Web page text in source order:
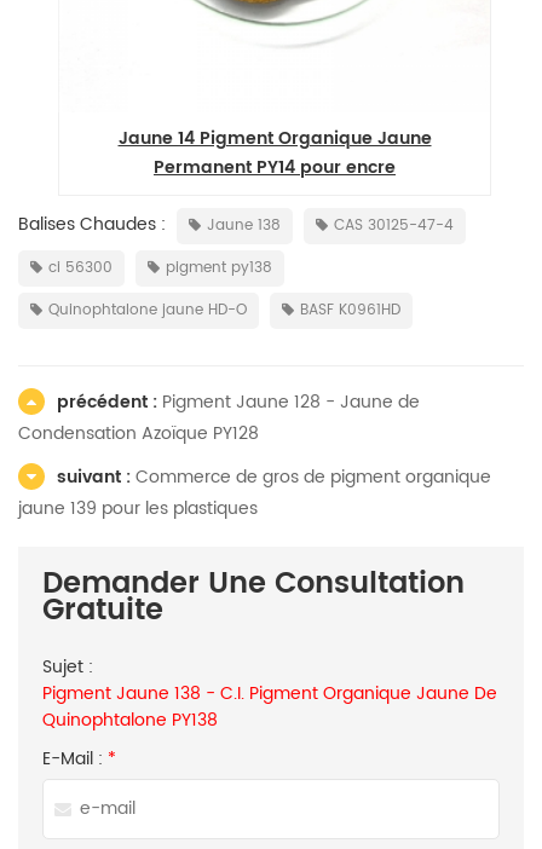
Jaune 14 Pigment Organique Jaune
Permanent PY14 pour encre
Balises Chaudes : Jaune 138
CAS 30125-47-4
ci 56300
pigment py138
Quinophtalone jaune HD-O
BASF K0961HD
précédent : Pigment Jaune 128 - Jaune de
Condensation Azoïque PY128
suivant :Commerce de gros de pigment organique
jaune 139 pour les plastiques
Demander Une Consultation
Gratuite
Sujet :
Pigment Jaune 138 - C.I. Pigment Organique Jaune De
Quinophtalone PY138
E-Mail : *